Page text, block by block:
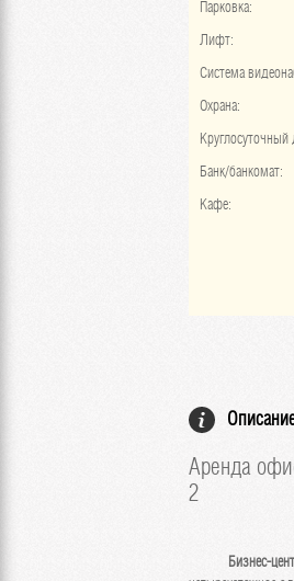
Парковка:
Лифт:
Система
Охрана:
Круглосуточный
Банк/банкомат:
Кафе:
Аренда
2
Бизнес-центр